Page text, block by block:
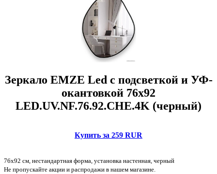
Зеркало EMZE Led с подсветкой и УФ-
окантовкой 76x92
LED.UV.NF.76.92.CHE.4K (черный)
Купить за 259 RUR
76x92 см, нестандартная форма, установка настенная, черный
Не пропускайте акции и распродажи в нашем магазине.